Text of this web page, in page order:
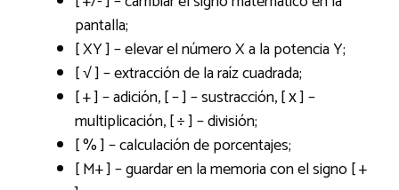
pantalla;
[ XY ] – elevar el número X a la potencia Y;
[ √ ] – extracción de la raíz cuadrada;
[ + ] – adición, [ – ] – sustracción, [ х ] –
multiplicación, [ ÷ ] – división;
[ % ] – calculación de porcentajes;
[ M+ ] – guardar en la memoria con el signo [ +